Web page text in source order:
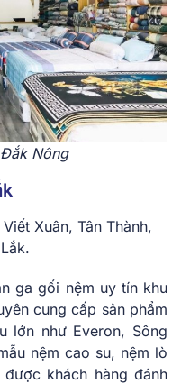
Nông
Xuân, Tân Thành,
ga gối nệm uy tín khu
cung cấp sản phẩm
lớn như Everon, Sông
nệm cao su, nệm lò
khách hàng đánh